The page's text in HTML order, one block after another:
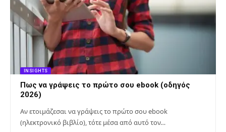
INSIGHTS
Πως να γράψεις το πρώτο σου ebook (οδηγός
2026)
Αν ετοιμάζεσαι να γράψεις το πρώτο σου ebook
(ηλεκτρονικό βιβλίο), τότε μέσα από αυτό τον…